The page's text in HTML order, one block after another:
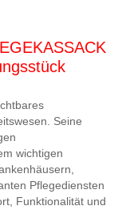
Seine
wichtigen
Pflegediensten
Funktionalität und